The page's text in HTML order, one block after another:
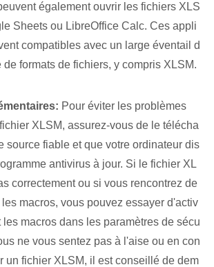
également ouvrir les fichiers XLS
Sheets ou LibreOffice Calc. Ces appli
compatibles avec un large éventail d
de formats de fichiers⁢, y compris XLSM.
Pour éviter les problèmes
XLSM, assurez-vous de le ‌télécha
source fiable et que votre ordinateur dis
antivirus à jour. Si le fichier XL
correctement ou si vous rencontrez de
macros, vous pouvez essayer d'activ
macros dans les paramètres de sécu
ne vous sentez pas à l'aise ou en con
un fichier XLSM, il est conseillé de dem